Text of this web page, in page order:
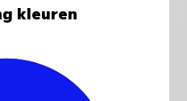
kleuren